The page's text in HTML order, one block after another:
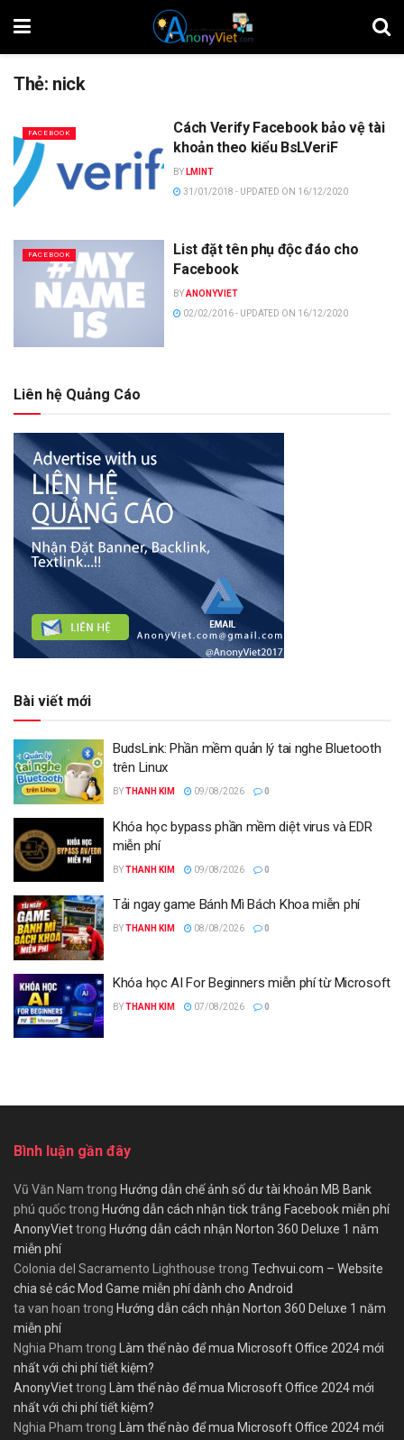
Thẻ: nick
FACEBOOK
Cách Verify Facebook bảo vệ tài
khoản theo kiểu BsLVeriF
BY LMINT
31/01/2018 - UPDATED ON 16/12/2020
FACEBOOK
List đặt tên phụ độc đáo cho
Facebook
BYANONYVIET
02/02/2016 - UPDATED ON 16/12/2020
Liên hệ Quảng Cáo
Bài viết mới
BudsLink: Phần mềm quản lý tai nghe Bluetooth
trên Linux
BYTHANH KIM 09/08/2026 0
Khóa học bypass phần mềm diệt virus và EDR
miễn phí
BYTHANH KIM 09/08/2026 0
Tải ngay game Bánh Mì Bách Khoa miễn phí
BYTHANH KIM 08/08/2026 0
Khóa học AI For Beginners miễn phí từ Microsoft
BYTHANH KIM 07/08/2026 0
Bình luận gần đây
Vũ Văn Nam trong Hướng dẫn chế ảnh số dư tài khoản MB Bank
phú quốctrong Hướng dẫn cách nhận tick trắng Facebook miễn phí
AnonyViettrong Hướng dẫn cách nhận Norton 360 Deluxe 1 năm
miễn phí
Colonia del Sacramento Lighthouse trong Techvui.com – Website
chia sẻ các Mod Game miễn phí dành cho Android
ta van hoan trong Hướng dẫn cách nhận Norton 360 Deluxe 1 năm
miễn phí
Nghia Pham trong
Làm thế nào để mua Microsoft Office 2024 mới
nhất với chi phí tiết kiệm?
AnonyViettrong
Làm thế nào để mua Microsoft Office 2024 mới
nhất với chi phí tiết kiệm?
Nghia Pham trong
Làm thế nào để mua Microsoft Office 2024 mới